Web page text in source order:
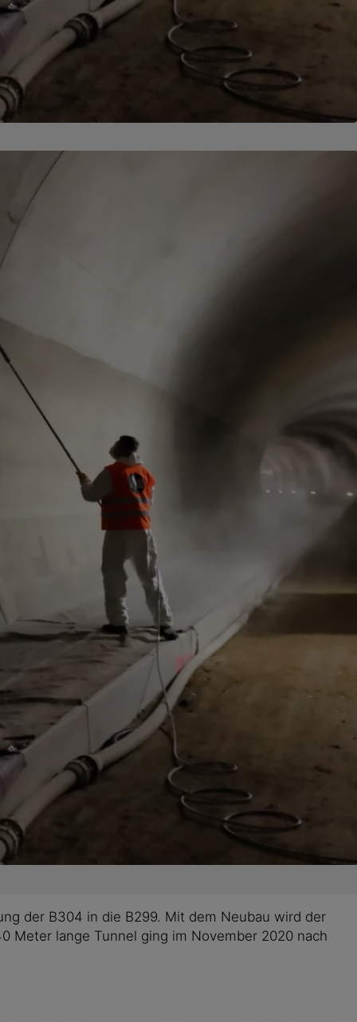
der B304 in die B299. Mit dem Neubau wird der
Meter lange Tunnel ging im November 2020 nach